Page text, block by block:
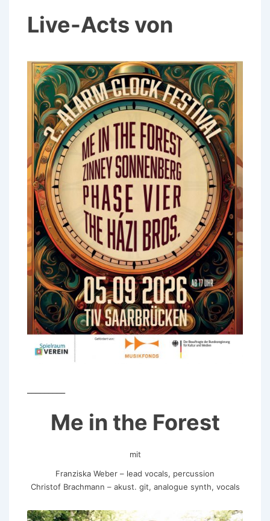
Live-Acts von
Me in the Forest
mit
Franziska Weber – lead vocals, percussion
Christof Brachmann – akust. git, analogue synth, vocals